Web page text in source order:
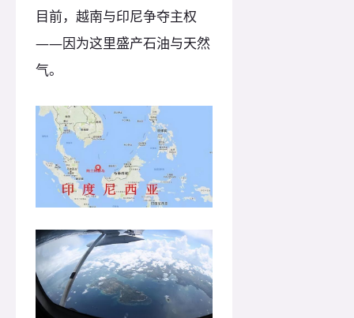
目前，越南与印尼争夺主权
——因为这里盛产石油与天然
气。